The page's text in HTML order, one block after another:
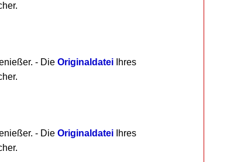
- Die OriginaldateiIhres
- Die OriginaldateiIhres